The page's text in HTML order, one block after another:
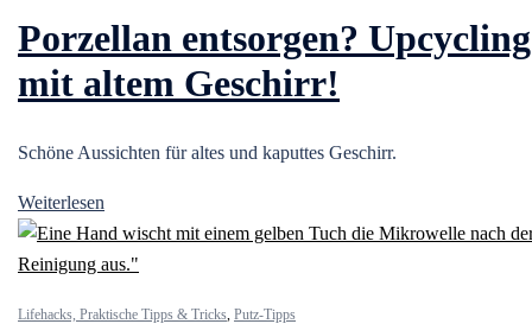
Porzellan entsorgen? Upcycling
mit altem Geschirr!
Schöne Aussichten für altes und kaputtes Geschirr.
Weiterlesen
Lifehacks, Praktische Tipps & Tricks, Putz-Tipps